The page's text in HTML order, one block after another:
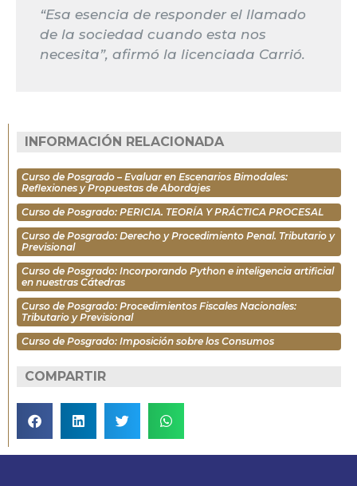
“Esa esencia de responder el llamado
de la sociedad cuando esta nos
necesita”, afirmó la licenciada Carrió.
INFORMACIÓN RELACIONADA
Curso de Posgrado – Evaluar en Escenarios Bimodales:
Reflexiones y Propuestas de Abordajes
Curso de Posgrado: PERICIA. TEORÍA Y PRÁCTICA PROCESAL
Curso de Posgrado: Derecho y Procedimiento Penal. Tributario y
Previsional
Curso de Posgrado: Incorporando Python e inteligencia artificial
en nuestras Cátedras
Curso de Posgrado: Procedimientos Fiscales Nacionales:
Tributario y Previsional
Curso de Posgrado: Imposición sobre los Consumos
COMPARTIR